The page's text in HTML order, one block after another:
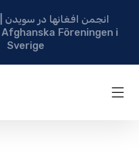
انجمن افغانها در
Sverige